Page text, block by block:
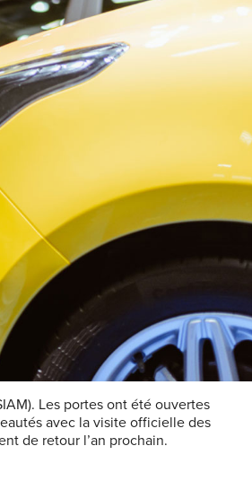
Les portes ont été ouvertes
avec la visite officielle des
de retour l’an prochain.